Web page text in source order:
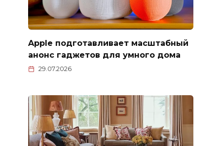
Apple подготавливает масштабный
анонс гаджетов для умного дома
29.07.2026